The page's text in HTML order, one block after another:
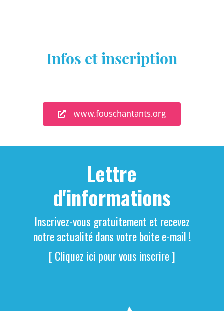
Infos et inscription
www.fouschantants.org
Lettre
d'informations
Inscrivez-vous gratuitement et recevez
notre actualité dans votre boite e-mail !
[ Cliquez ici pour vous inscrire ]